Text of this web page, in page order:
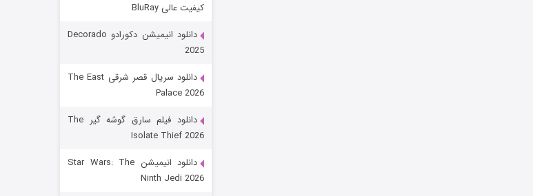
رویایی برای تو
قسمت
کیفیت عالی BluRay
دانلود انیمیشن دکورادو Decorado
2025
دانلود سریال قصر شرقی The East
Palace 2026
دانلود فیلم سارق گوشه گیر The
Isolate Thief 2026
دانلود انیمیشن Star Wars: The
Ninth Jedi 2026